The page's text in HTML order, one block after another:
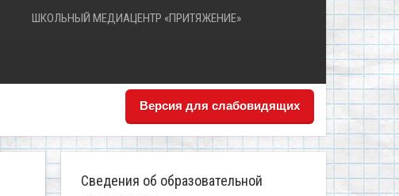
ШКОЛЬНЫЙ МЕДИАЦЕНТР «ПРИТЯЖЕНИЕ»
Версия для слабовидящих
Сведения об образовательной